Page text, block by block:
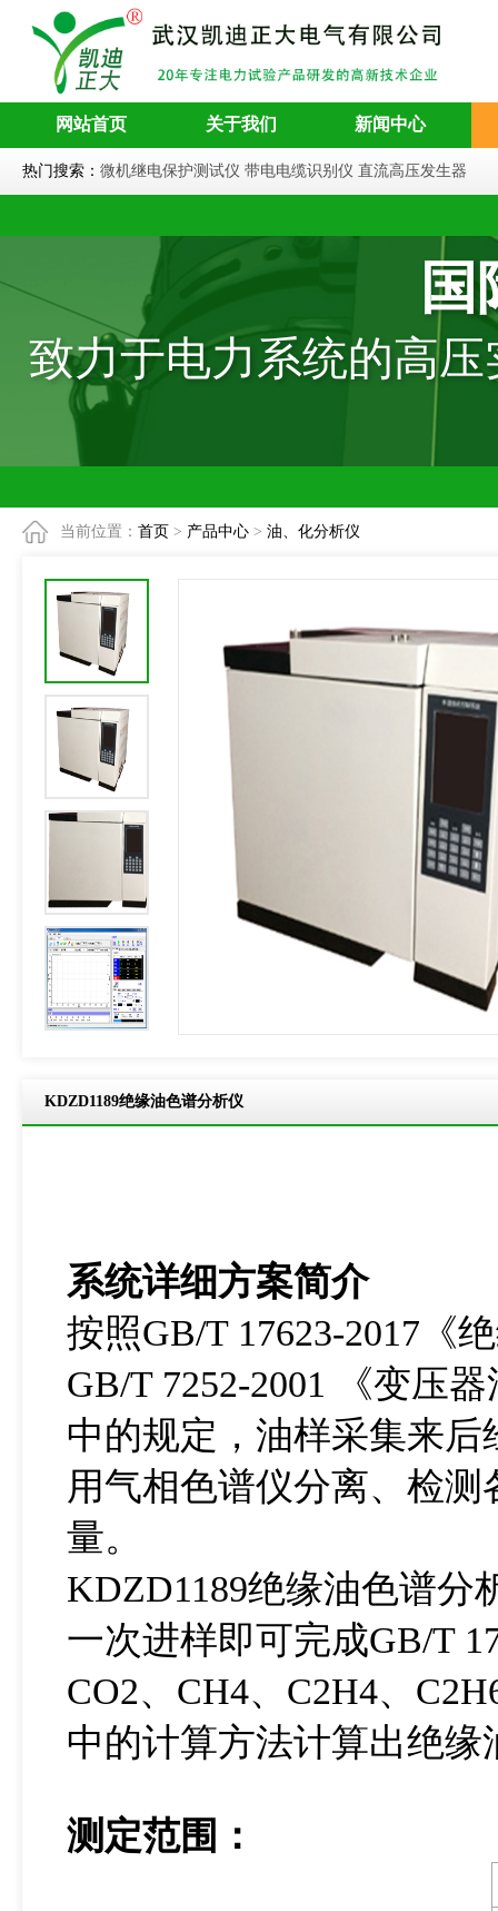
网站首页 关于我们 新闻中心
热门搜索： 微机继电保护测试仪 带电电缆识别仪 直流高压发生器
致力于电力系统的高
当前位置： 首页 > 产品中心 > 油、化分析仪
KDZD1189绝缘油色谱分析仪
系统详细方案简介
按照GB/T 17623-2017《
GB/T 7252-2001 《变压
中的规定，油样采集来
用气相色谱仪分离、检
量。
KDZD1189绝缘油色谱分
一次进样即可完成GB/T
CO2、CH4、C2H4、
中的计算方法计算出绝
测定范围：